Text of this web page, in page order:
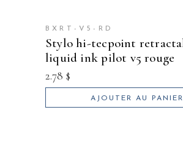
BXRT-V5-RD
stylo hi-tecpoint retractable pure
liquid ink pilot v5 rouge
2.78 $
AJOUTER AU PANIER